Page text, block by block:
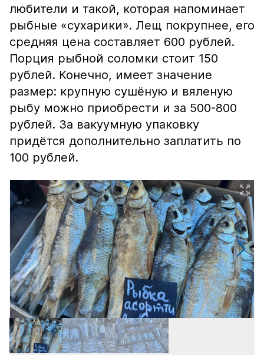
любители и такой, которая напоминает
рыбные «сухарики». Лещ покрупнее, его
средняя цена составляет 600 рублей.
Порция рыбной соломки стоит 150
рублей. Конечно, имеет значение
размер: крупную сушёную и вяленую
рыбу можно приобрести и за 500-800
рублей. За вакуумную упаковку
придётся дополнительно заплатить по
100 рублей.